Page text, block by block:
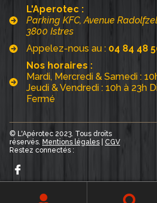
L'Aperotec :
Parking KFC, Avenue
3800 Istres
Appelez-nous au : 04 84 48
Nos horaires :
Mardi, Mercredi & Samedi :
Jeudi & Vendredi : 10h à 23h
Fermé
© L'Apérotec 2023. Tous droits
réservés. Mentions légales
CGV
Restez connectés :